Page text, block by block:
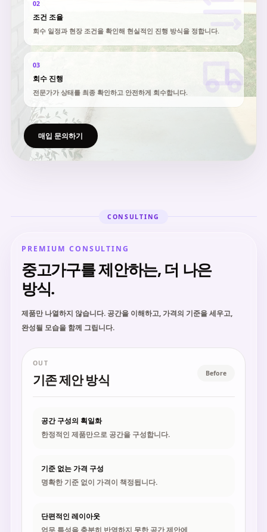
02
조건 조율
회수 일정과 현장 조건을 확인해 현실적인 진행 방식을 정합니다.
03
회수 진행
전문가가 상태를 최종 확인하고 안전하게 회수합니다.
매입 문의하기
CONSULTING
PREMIUM CONSULTING
중고가구를 제안하는, 더 나은
방식.
제품만 나열하지 않습니다. 공간을 이해하고, 가격의 기준을 세우고,
완성될 모습을 함께 그립니다.
OUT
기존 제안 방식 Before
공간 구성의 획일화
한정적인 제품만으로 공간을 구성합니다.
기준 없는 가격 구성
명확한 기준 없이 가격이 책정됩니다.
단편적인 레이아웃
업무 특성을 충분히 반영하지 못한 공간 제안에